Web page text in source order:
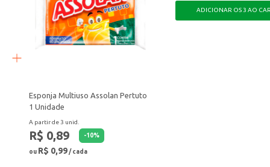
Esponja Multiuso Assolan Pertuto
1 Unidade
A partir de 3 unid.
R$ 0,89 -10%
ou R$ 0,99/ cada
ADICIONAR OS 3 AO